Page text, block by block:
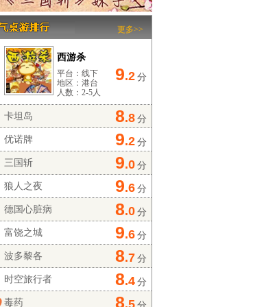
更多>>
9.2 分
西游杀
平台：线下
地区：港台
人数：2-5人
8.8 分
卡坦岛
9.2 分
优诺牌
9.0 分
三国斩
9.6 分
狼人之夜
8.0 分
德国心脏病
9.6 分
富饶之城
8.7 分
波多黎各
8.4 分
时空旅行者
8.5
毒药